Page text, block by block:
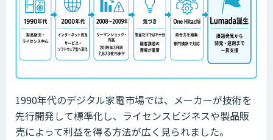
1990年代のデジタル家電市場では、メーカーが技術を
先行開発して標準化し、ライセンスビジネスや製品販
売によって利益を得る方法が広く見られました。